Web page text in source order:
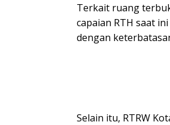
Terkait ruang
capaian RTH saat
dengan
Selain itu, RTRW